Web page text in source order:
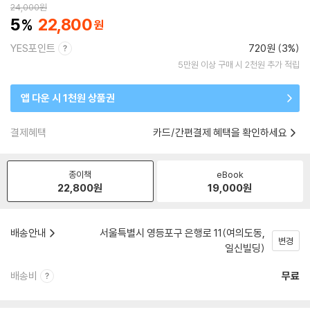
24,000원
5 22,800
YES포인트 720원 (3%)
5만원 이상 구매 시 2천원 추가 적립
앱 다운 시 1천원 상품권
결제혜택 카드/간편결제 혜택을 확인하세요
종이책
22,800원
eBook
19,000원
배송안내
서울특별시 영등포구 은행로 11(여의도동,
일신빌딩)
변경
배송비 무료